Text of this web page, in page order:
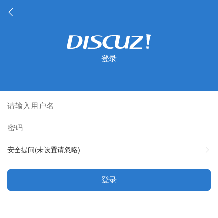
登录
安全提问(未设置请忽略)
登录